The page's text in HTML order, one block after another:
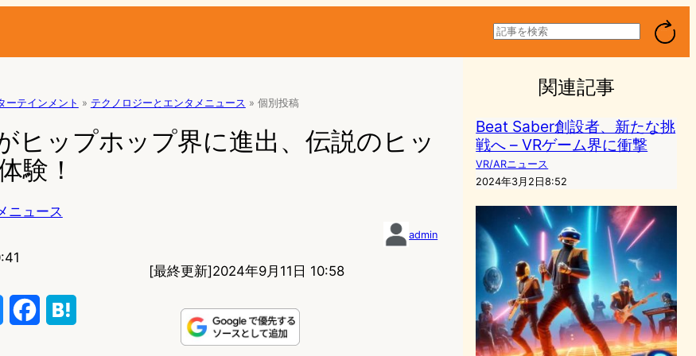
検
索
ーテインメント » テクノロジーとエンタメニュース » 個別投稿
ヒップホップ界に進出、伝説のヒッ
験！
ニュース
admin
[最終更新]2024年9月11日 10:58
関連記事
Beat Saber創設者、新たな挑
戦へ – VRゲーム界に衝撃
VR/ARニュース
2024年3月2日8:52